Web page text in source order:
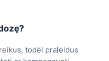
todėl praleidus